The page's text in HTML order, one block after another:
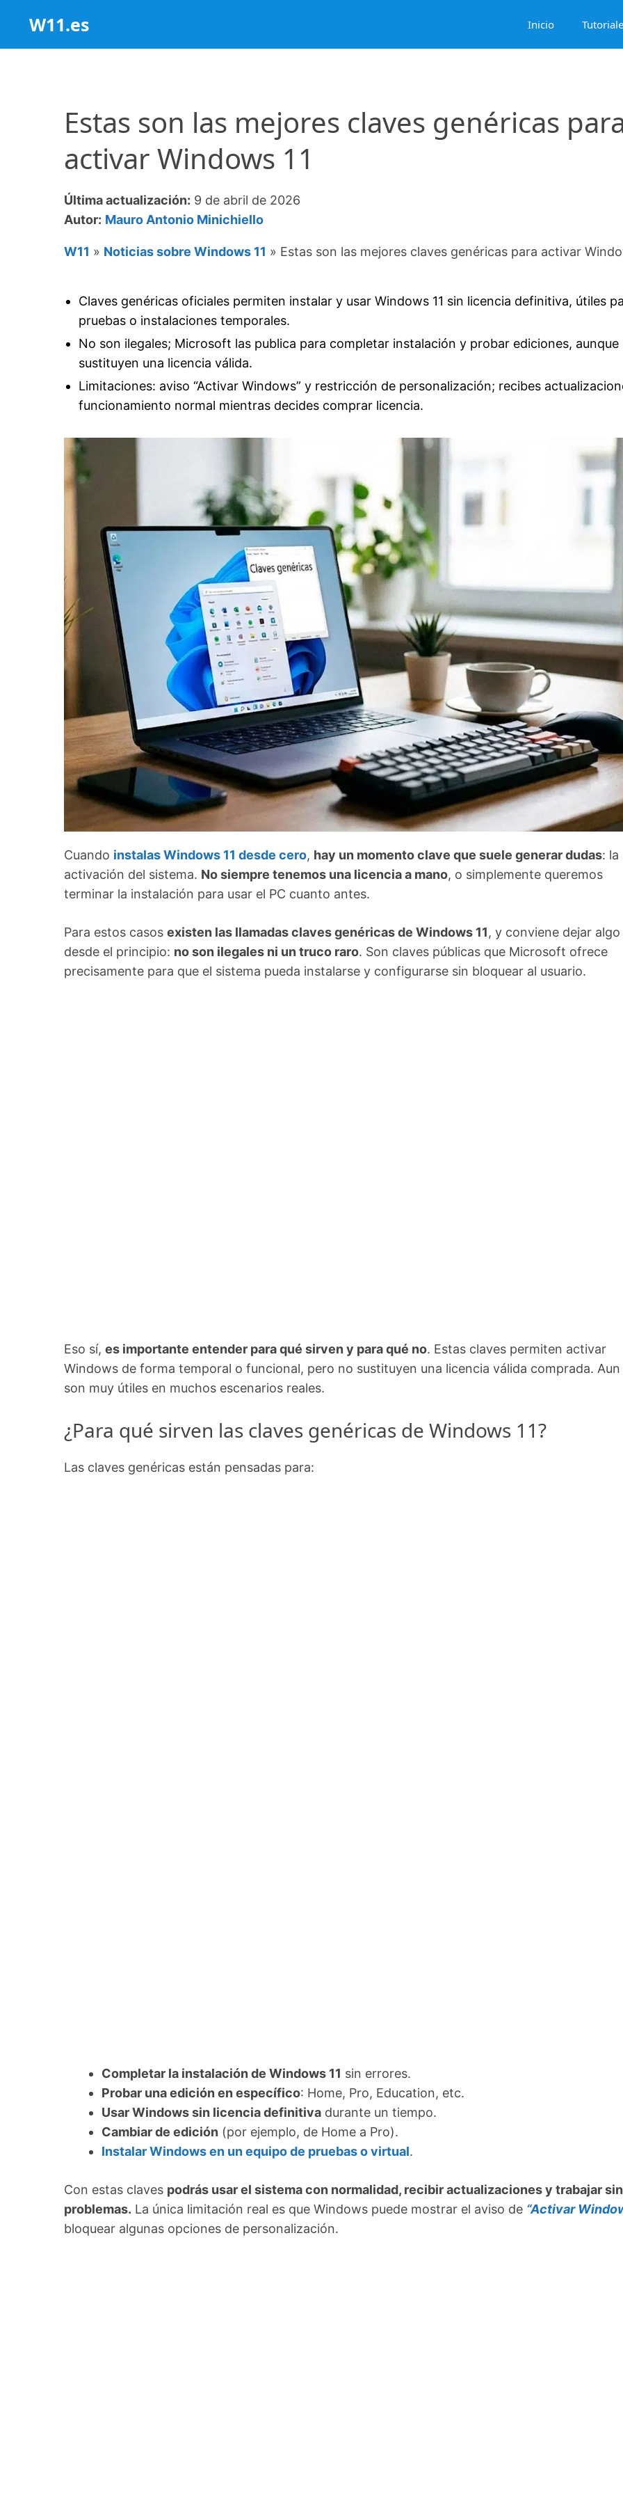
contenido
W11.es Inicio
Estas son las mejores claves genéricas
activar Windows 11
Última actualización: 9 de abril de 2026
Autor: Mauro Antonio Minichiello
W11 » Noticias sobre Windows 11 » Estas son las mejores claves genéricas para activar
Claves genéricas oficiales permiten instalar y usar Windows 11 sin licencia definitiva, útiles
pruebas o instalaciones temporales.
No son ilegales; Microsoft las publica para completar instalación y probar ediciones, aunque
sustituyen una licencia válida.
Limitaciones: aviso “Activar Windows” y restricción de personalización; recibes
funcionamiento normal mientras decides comprar licencia.
Cuando instalas Windows 11 desde cero, hay un momento clave que suele generar dudas: la
activación del sistema. No siempre tenemos una licencia a mano, o simplemente queremos
terminar la instalación para usar el PC cuanto antes.
Para estos casos existen las llamadas claves genéricas de Windows 11, y conviene dejar
desde el principio: no son ilegales ni un truco raro. Son claves públicas que Microsoft ofrece
precisamente para que el sistema pueda instalarse y configurarse sin bloquear al usuario.
Eso sí, es importante entender para qué sirven y para qué no. Estas claves permiten activar
Windows de forma temporal o funcional, pero no sustituyen una licencia válida comprada. Aun
son muy útiles en muchos escenarios reales.
¿Para qué sirven las claves genéricas de Windows 11?
Las claves genéricas están pensadas para:
Completar la instalación de Windows 11 sin errores.
Probar una edición en específico: Home, Pro, Education, etc.
Usar Windows sin licencia definitiva durante un tiempo.
Cambiar de edición (por ejemplo, de Home a Pro).
Instalar Windows en un equipo de pruebas o virtual.
Con estas claves podrás usar el sistema con normalidad, recibir actualizaciones y trabajar sin
problemas. La única limitación real es que Windows puede mostrar el aviso de “Activar
bloquear algunas opciones de personalización.